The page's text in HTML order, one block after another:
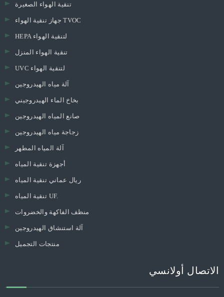
تنقية الهواء الصغيرة
جهاز تنقية الهواء TVOC
HEPA لتنقية الهواء
تنقية الهواء المنزل
UVC لتنقية الهواء
آلة مياه الهيدروجين
بخاخ الماء الهيدروجيني
صانع المياه الهيدروجين
زجاجة مياه الهيدروجين
آلة المياه المطهر
أجهزة تنقية المياه
ريال عماني تنقية المياه
تنقية المياه UF.
منظف ​​الفاكهة والخضروات
آلة استنشاق الهيدروجين
منتجات التجميل
الاتصال أولانسي